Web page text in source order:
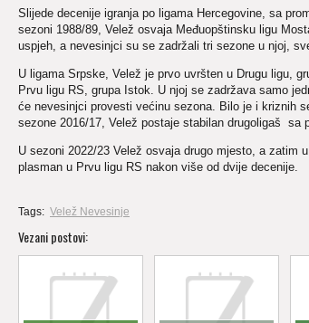
Slijede decenije igranja po ligama Hercegovine, sa
sezoni 1988/89, Velež osvaja Međuopštinsku ligu
uspjeh, a nevesinjci su se zadržali tri sezone u njoj,
U ligama Srpske, Velež je prvo uvršten u Drugu ligu,
Prvu ligu RS, grupa Istok. U njoj se zadržava samo
će nevesinjci provesti većinu sezona. Bilo je i kriznih
sezone 2016/17, Velež postaje stabilan drugoligaš sa
U sezoni 2022/23 Velež osvaja drugo mjesto, a zatim
plasman u Prvu ligu RS nakon više od dvije decenije.
Tags: Velež Nevesinje
Vezani postovi: